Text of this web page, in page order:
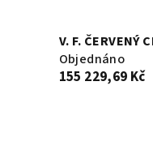
V. F. ČERVENÝ
Objednáno
155 229,69 Kč